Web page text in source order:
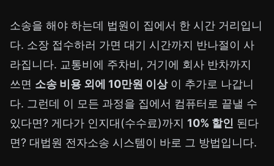
소송을 해야 하는데 법원이 집에서 한 시간 거리입니
다. 소장 접수하러 가면 대기 시간까지 반나절이 사
라집니다. 교통비에 주차비, 거기에 회사 반차까지
쓰면 소송 비용 외에 10만원 이상이 추가로 나갑니
다. 그런데 이 모든 과정을 집에서 컴퓨터로 끝낼 수
있다면? 게다가 인지대(수수료)까지 10% 할인 된다
면? 대법원 전자소송 시스템이 바로 그 방법입니다.